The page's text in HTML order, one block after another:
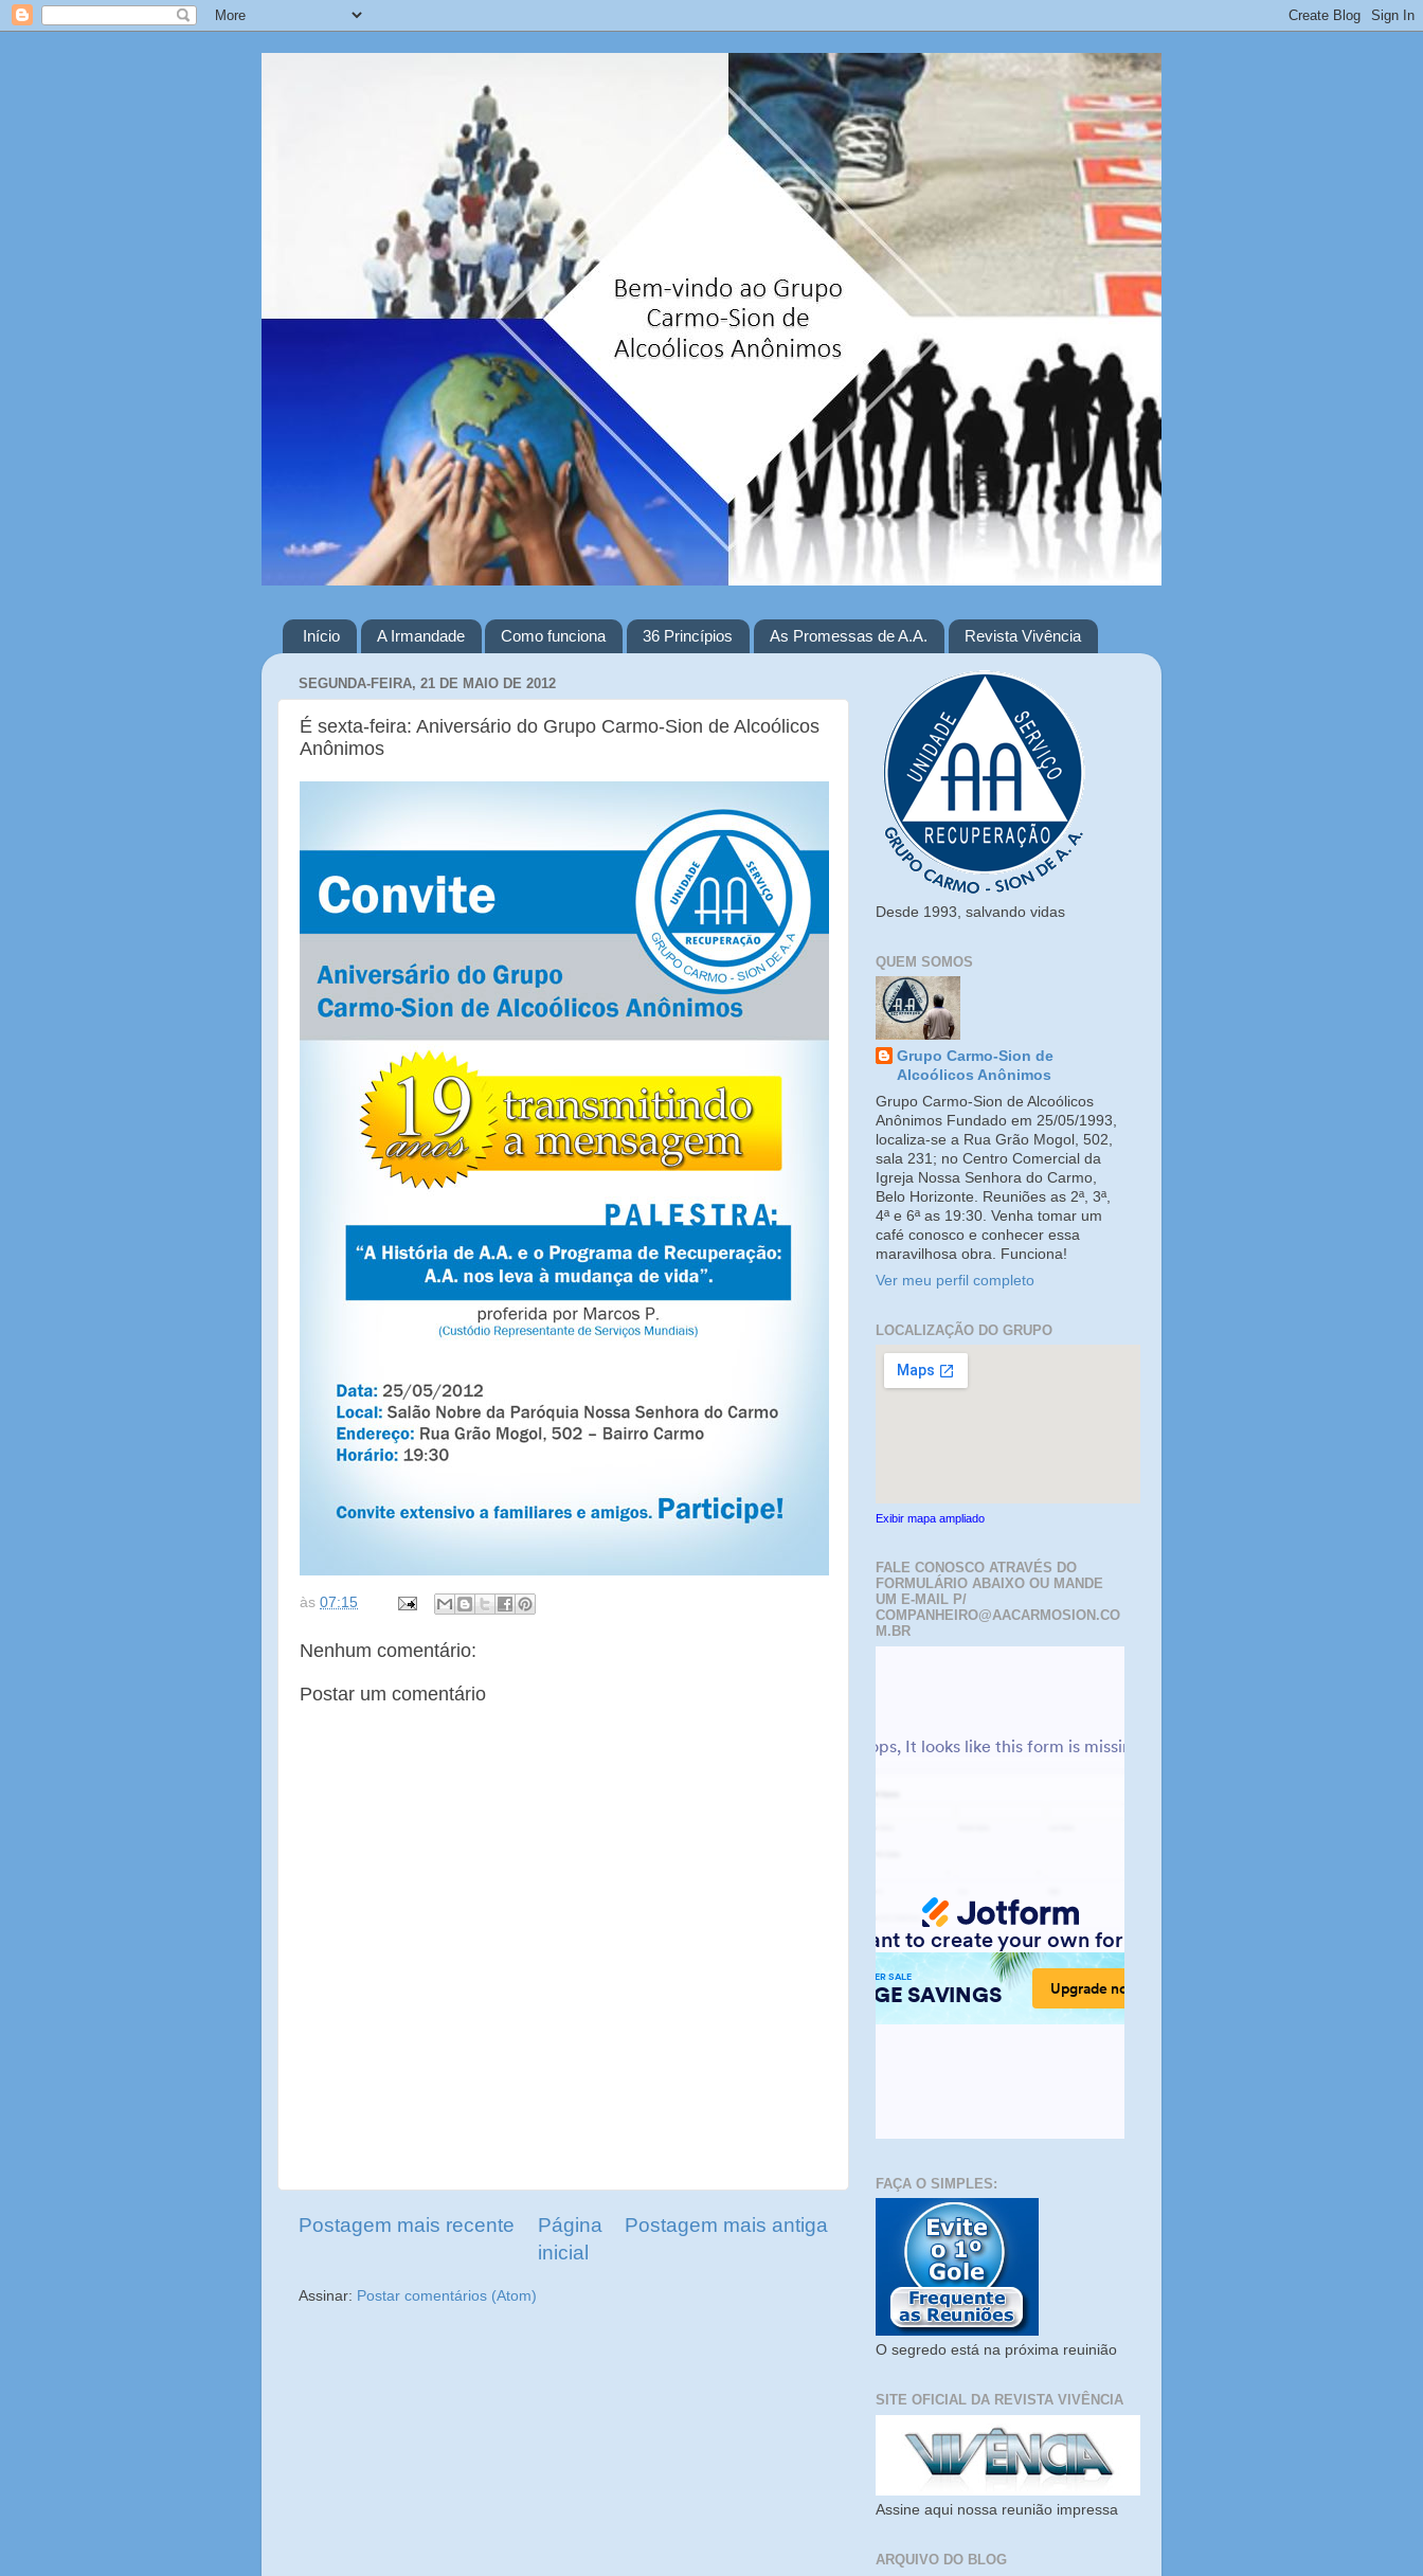
Início A Irmandade Como funciona 36 Princípios As Promessas de A.A. Revista Vivência
SEGUNDA-FEIRA, 21 DE MAIO DE 2012
É sexta-feira: Aniversário do Grupo Carmo-Sion de Alcoólicos
Anônimos
às 07:15
Nenhum comentário:
Postar um comentário
Postagem mais recente Postagem mais antiga
Página
inicial
Assinar: Postar comentários (Atom)
Desde 1993, salvando vidas
QUEM SOMOS
Grupo Carmo-Sion de
Alcoólicos Anônimos
Grupo Carmo-Sion de Alcoólicos
Anônimos Fundado em 25/05/1993,
localiza-se a Rua Grão Mogol, 502,
sala 231; no Centro Comercial da
Igreja Nossa Senhora do Carmo,
Belo Horizonte. Reuniões as 2ª, 3ª,
4ª e 6ª as 19:30. Venha tomar um
café conosco e conhecer essa
maravilhosa obra. Funciona!
Ver meu perfil completo
LOCALIZAÇÃO DO GRUPO
Exibir mapa ampliado
FALE CONOSCO ATRAVÉS DO
FORMULÁRIO ABAIXO OU MANDE
UM E-MAIL P/
COMPANHEIRO@AACARMOSION.CO
M.BR
FAÇA O SIMPLES:
O segredo está na próxima reuinião
SITE OFICIAL DA REVISTA VIVÊNCIA
Assine aqui nossa reunião impressa
ARQUIVO DO BLOG